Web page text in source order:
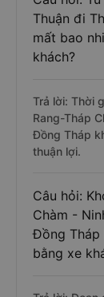
Thuận đi
mất bao
khách?
Trả lời: Thời
Rang-Tháp
Đồng Tháp
thuận lợi.
Câu hỏi:
Chàm -
Đồng Tháp
bằng xe